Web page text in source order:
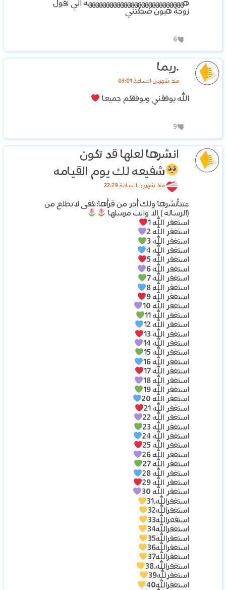
ههههههههههههههههههههههههههههه الي تقول
زوجة هيون ضحكتني
6
.ريما
منذ شهرين الساعة 03:01
الله يوفقني ويوفقكم جميعا
9
انشرها لعلها قد تكون
شفيعه لك يوم القيامه
منذ شهرين الساعة 22:29
عتتأنشرها ولك أجر من قرأها:تكفى لاتطلع من
(الرساله ) الا وانت مرسلها
استغفر الله 1
استغفر الله 2
استغفر الله 3
استغفر الله 4
استغفر الله 5
استغفر الله 6
استغفر الله 7
استغفر الله 8
استغفر الله 9
استغفر الله 10
استغفر الله 11
استغفر الله 12
استغفر الله 13
استغفر الله 14
استغفر الله 15
استغفر الله 16
استغفر الله 17
استغفر الله 18
استغفر الله 19
استغفر الله 20
استغفر الله 21
استغفر الله 22
استغفر الله 23
استغفر الله 24
استغفر الله 25
استغفر الله 26
استغفر الله 27
استغفر الله 28
استغفر الله 29
استغفر الله 30
استغفرالله.31
استغفرالله32
استفغرالله33
استغفرالله34
استغفرالله35
استغفرالله36
استغفرالله37
استغفرالله.38
استغفرلله39
استغفرالله40